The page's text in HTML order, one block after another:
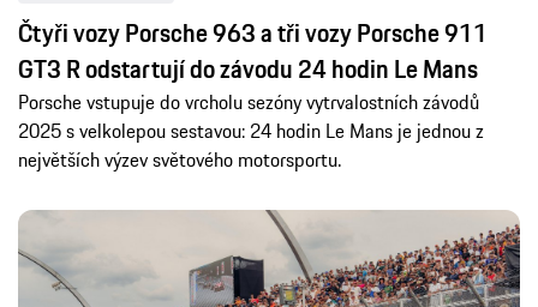
Čtyři vozy Porsche 963 a tři vozy Porsche 911
GT3 R odstartují do závodu 24 hodin Le Mans
Porsche vstupuje do vrcholu sezóny vytrvalostních závodů
2025 s velkolepou sestavou: 24 hodin Le Mans je jednou z
největších výzev světového motorsportu.